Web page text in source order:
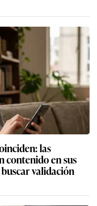
las
contenido en sus
validación